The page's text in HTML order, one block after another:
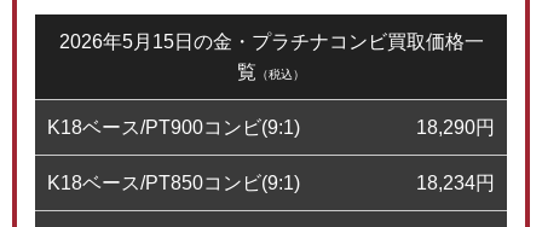
2026年5月15日の金・プラチナコンビ買取価格一
覧 （税込）
K18ベース/PT900コンビ(9:1) 18,290円
K18ベース/PT850コンビ(9:1) 18,234円